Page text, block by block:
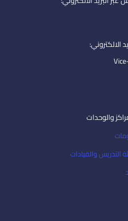
b
d
الالكتروني:
والوحدات
التدريس والقيادات